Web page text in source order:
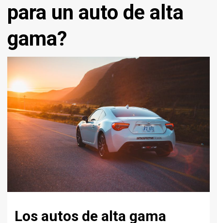
para un auto de alta
gama?
Los autos de alta gama